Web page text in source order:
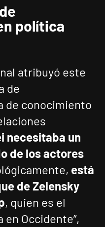
política
atribuyó este
de
de conocimiento
necesitaba un
de los actores
está
de Zelensky
, quien es el
en Occidente”,